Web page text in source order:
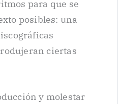
para que se
posibles: una
ciertas
y molestar